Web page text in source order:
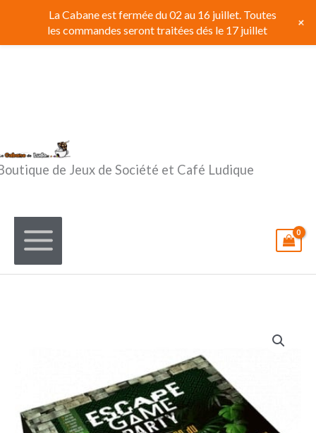
contenu
de Jeux de Société et Café Ludique
La Cabane est fermée du 02 au 16 juillet. Toutes
les commandes seront traitées dés le 17 juillet
+